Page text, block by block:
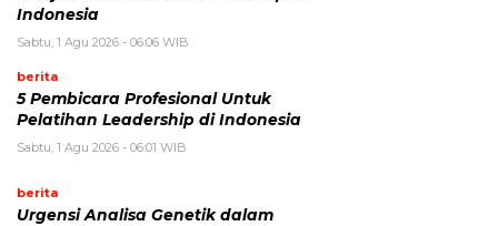
Indonesia
Sabtu, 1 Agu 2026 - 06:06 WIB
berita
5 Pembicara Profesional Untuk
Pelatihan Leadership di Indonesia
Sabtu, 1 Agu 2026 - 06:01 WIB
berita
Urgensi Analisa Genetik dalam